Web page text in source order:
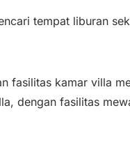
tempat liburan
fasilitas kamar villa
dengan fasilitas